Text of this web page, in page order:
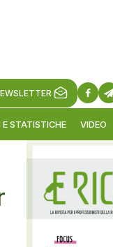
E STATISTICHE VIDEO